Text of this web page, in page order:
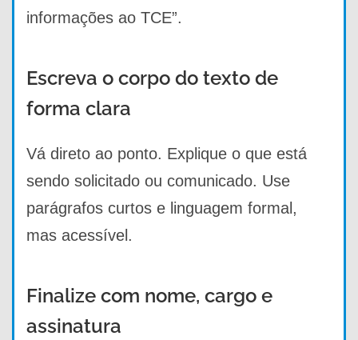
informações ao TCE”.
Escreva o corpo do texto de
forma clara
Vá direto ao ponto. Explique o que está
sendo solicitado ou comunicado. Use
parágrafos curtos e linguagem formal,
mas acessível.
Finalize com nome, cargo e
assinatura